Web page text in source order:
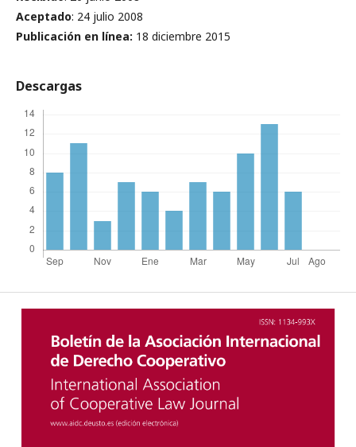
Aceptado: 24 julio 2008
Publicación en línea: 18 diciembre 2015
Descargas